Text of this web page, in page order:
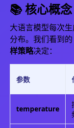
📚 核心概念
大语言模型每次
分布。我们看到
样策略决定：
参数
temperature